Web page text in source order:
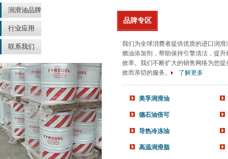
润滑油品牌
行业应用
联系我们
品牌专区
我们为全球消费者提供优质的进口润滑
燃油添加剂，帮助保持引擎清洁，提升
效率。我们不断扩大的销售网络为您提
效而亲切的服务。
了解更多
美孚润滑油
德石油倍可
导热冷冻油
高温润滑脂